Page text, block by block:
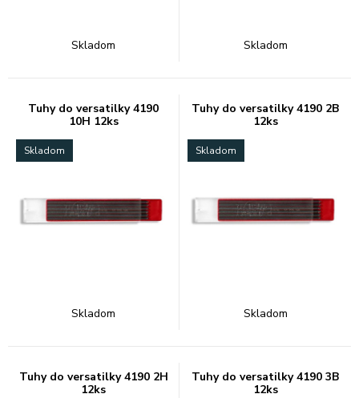
Skladom Skladom
Tuhy do versatilky 4190
10H 12ks
Skladom
Skladom
Tuhy do versatilky 4190 2B
12ks
Skladom
Skladom
Tuhy do versatilky 4190 2H
12ks
Tuhy do versatilky 4190 3B
12ks